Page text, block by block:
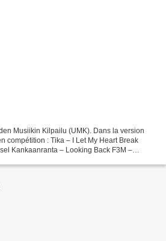
Musiikin Kilpailu (UMK). Dans la version
compétition : Tika – I Let My Heart Break
Kankaanranta – Looking Back F3M –